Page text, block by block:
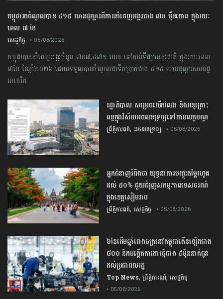
កម្ពុជារកចំណូលបាន ៤១៥ លានដុល្លារពីការនាំចេញអង្ករជាង ៧០ ម៉ឺនតោន ក្នុងរយៈ
ពេល ៧ ខែ
សេដ្ឋកិច្ច • 05/08/2026
កម្ពុជា​បាន​នាំចេញ​អង្ករ​ចំនួន​ ​៧០៧,៤៧១​ ​តោន ​ទៅកាន់​ទីផ្សារ​អន្តរជាតិ​ ​ក្នុង​រយៈពេល​ ​
៧​ខែ ​នៃ​ឆ្នាំ​២០២៦​ ​ដោយ​ទទួលបាន​ចំណូល​ជា​ទឹកប្រាក់​ជាង​ ​៤១៥​ ​លាន​ដុល្លារ​សហរដ្ឋ​
អាមេរិក
រដ្ឋាភិបាល សម្រេច​លើកលែង និងអនុគ្រោះ
ពន្ធក្នុងវិស័យអចលនទ្រព្យ​ទៅតាមលក្ខខណ្ឌ
ព្រឹត្តិការណ៍, អចលនទ្រព្យ • 05/08/2026
អ្នកជំនាញ​រំពឹង​ថា​ ​យុទ្ធនាការ​បញ្ចុះ​តម្លៃ​រហូត
ដល់​ ​៥០​% ​ជួយ​ជំរុញ​សកម្មភាព​ទេសចរណ៍​
ក្នុង​ខេត្ត​សៀមរាប​
ព្រឹត្តិការណ៍, សេដ្ឋកិច្ច • 05/08/2026
៦ខែដើមឆ្នាំរោងចក្រនៅកម្ពុជាកើនឡើងជាង
៨០០ និងបង្កើតការងារថ្មីជាង ៩ម៉ឺននាក់ជូន
ដល់ប្រជាពលរដ្ឋ
Top News,ព្រឹត្តិការណ៍,សេដ្ឋកិច្ច
• 05/08/2026